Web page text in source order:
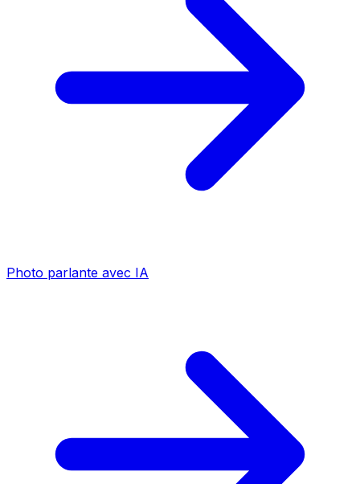
Photo parlante avec IA